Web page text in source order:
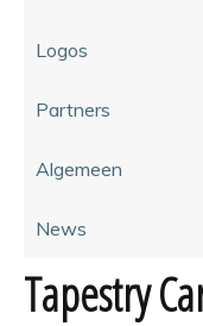
Logos
Partners
Algemeen
News
Tapestry